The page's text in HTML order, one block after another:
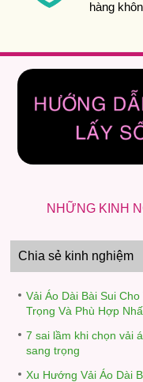
hàng
NHỮNG KINH
Chia sẻ kinh nghiệm
Vải Áo Dài Bài Sui
Trọng Và Phù Hợp
7 sai lầm khi chọn vải
sang trọng
Xu Hướng Vải Áo Dài